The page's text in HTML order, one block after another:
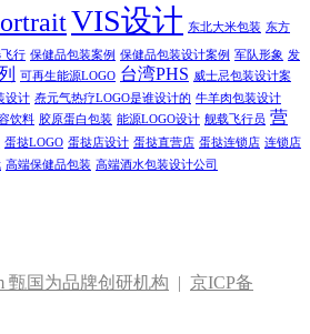
VIS设计 东北大米包装 东方
行 保健品包装案例 保健品包装设计案例 军队形象 发
可再生能源LOGO 台湾PHS 威士忌包装设计案
设计 焘元气热疗LOGO是谁设计的 牛羊肉包装设计
饮料 胶原蛋白包装 能源LOGO设计 舰载飞行员 营
蛋挞LOGO 蛋挞店设计 蛋挞直营店 蛋挞连锁店 连锁店
高端保健品包装 高端酒水包装设计公司
甄国为品牌创研机构 | 京ICP备